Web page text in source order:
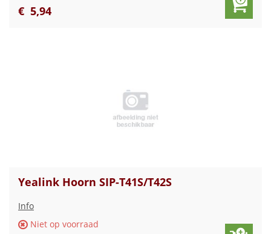
€ 5,94
Yealink Hoorn SIP-T41S/T42S
Info
Niet op voorraad